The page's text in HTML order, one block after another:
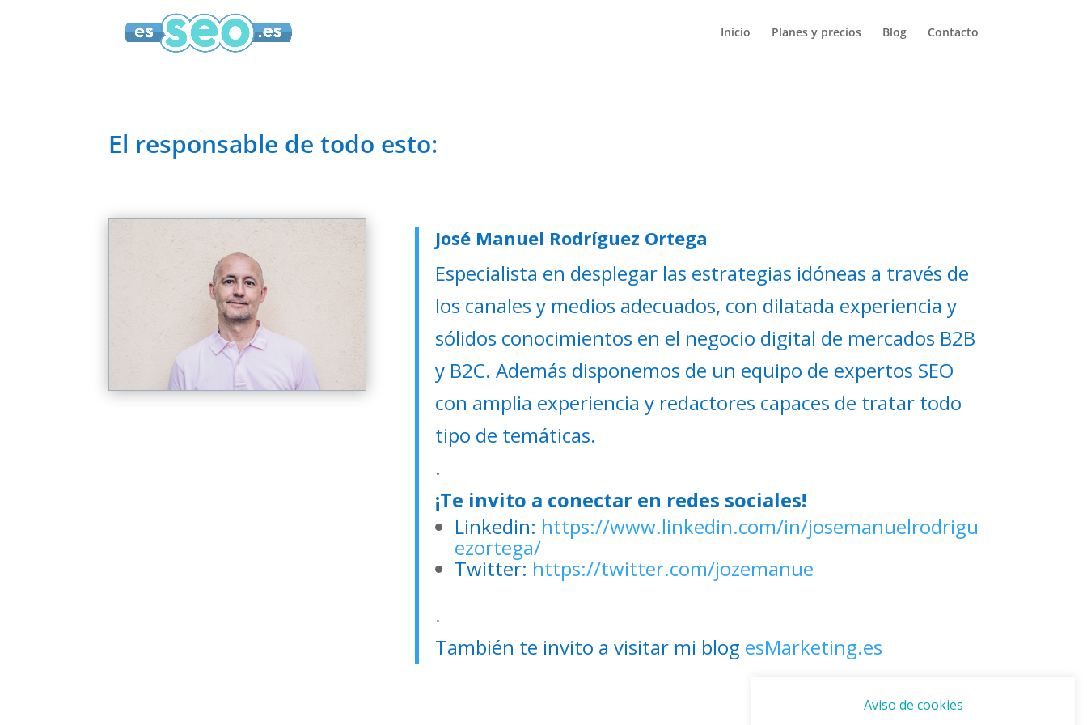
Inicio Planes y precios Blog Contacto
El responsable de todo esto:
José Manuel Rodríguez Ortega
Especialista en desplegar las estrategias idóneas a través de
los canales y medios adecuados, con dilatada experiencia y
sólidos conocimientos en el negocio digital de mercados B2B
y B2C. Además disponemos de un equipo de expertos SEO
con amplia experiencia y redactores capaces de tratar todo
tipo de temáticas.
.
¡Te invito a conectar en redes sociales!
Linkedin: https://www.linkedin.com/in/josemanuelrodrigu
ezortega/
Twitter: https://twitter.com/jozemanue
.
También te invito a visitar mi blog esMarketing.es
Aviso de cookies